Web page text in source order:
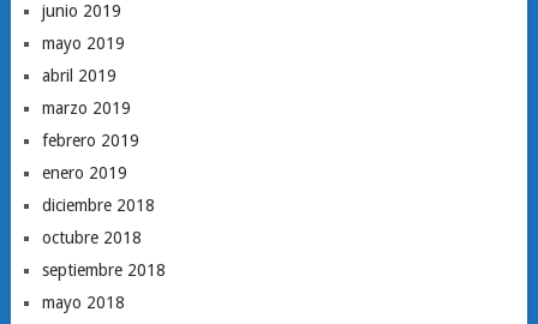
junio 2019
mayo 2019
abril 2019
marzo 2019
febrero 2019
enero 2019
diciembre 2018
octubre 2018
septiembre 2018
mayo 2018